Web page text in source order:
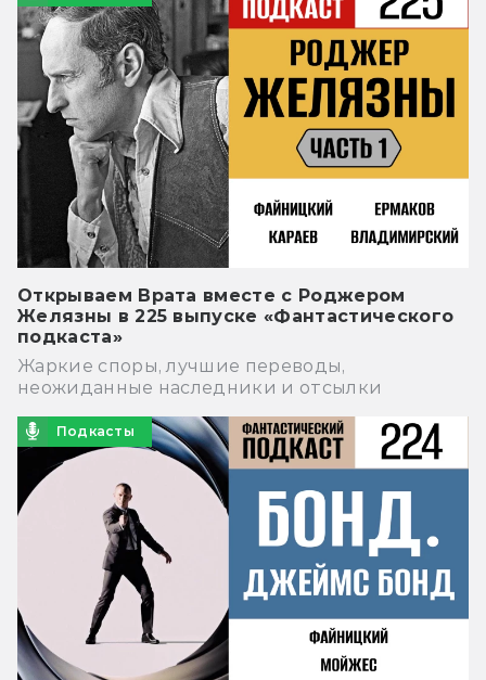
Открываем Врата вместе с Роджером
Желязны в 225 выпуске «Фантастического
подкаста»
Жаркие споры, лучшие переводы,
неожиданные наследники и отсылки
Подкасты